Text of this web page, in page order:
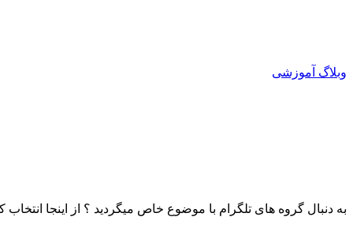
وبلاگ آموزشی
به دنبال گروه های تلگرام با موضوع خاص میگردید ؟ از اینجا انتخاب